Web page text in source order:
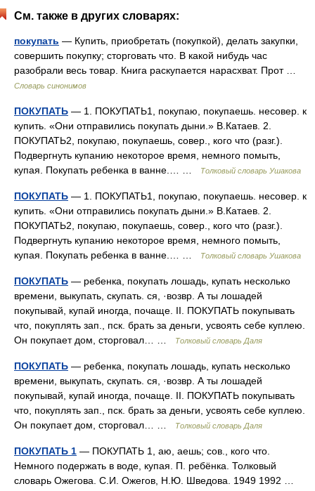
См. также в других словарях:
покупать — Купить, приобретать (покупкой), делать закупки,
совершить покупку; сторговать что. В какой нибудь час
разобрали весь товар. Книга раскупается нарасхват. Прот …
Словарь синонимов
ПОКУПАТЬ — 1. ПОКУПАТЬ1, покупаю, покупаешь. несовер. к
купить. «Они отправились покупать дыни.» В.Катаев. 2.
ПОКУПАТЬ2, покупаю, покупаешь, совер., кого что (разг.).
Подвергнуть купанию некоторое время, немного помыть,
купая. Покупать ребенка в ванне.… …
Толковый словарь Ушакова
ПОКУПАТЬ — 1. ПОКУПАТЬ1, покупаю, покупаешь. несовер. к
купить. «Они отправились покупать дыни.» В.Катаев. 2.
ПОКУПАТЬ2, покупаю, покупаешь, совер., кого что (разг.).
Подвергнуть купанию некоторое время, немного помыть,
купая. Покупать ребенка в ванне.… …
Толковый словарь Ушакова
ПОКУПАТЬ — ребенка, покупать лошадь, купать несколько
времени, выкупать, скупать. ся, ·возвр. А ты лошадей
покупывай, купай иногда, почаще. II. ПОКУПАТЬ покупывать
что, покуплять зап., пск. брать за деньги, усвоять себе куплею.
Он покупает дом, сторговал… …
Толковый словарь Даля
ПОКУПАТЬ — ребенка, покупать лошадь, купать несколько
времени, выкупать, скупать. ся, ·возвр. А ты лошадей
покупывай, купай иногда, почаще. II. ПОКУПАТЬ покупывать
что, покуплять зап., пск. брать за деньги, усвоять себе куплею.
Он покупает дом, сторговал… …
Толковый словарь Даля
ПОКУПАТЬ 1 — ПОКУПАТЬ 1, аю, аешь; сов., кого что.
Немного подержать в воде, купая. П. ребёнка. Толковый
словарь Ожегова. С.И. Ожегов, Н.Ю. Шведова. 1949 1992 …